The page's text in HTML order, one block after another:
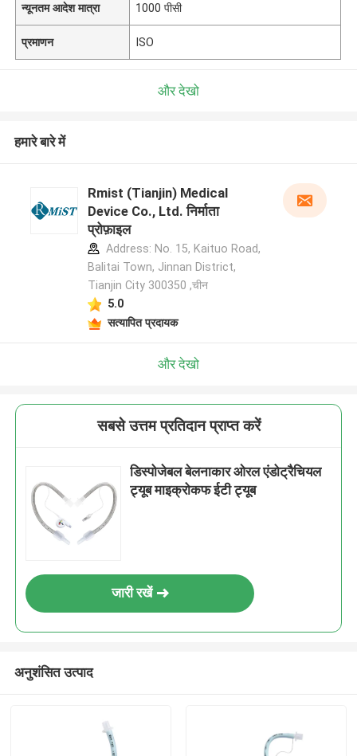
न्यूनतम आदेश मात्रा 1000 पीसी
प्रमाणन ISO
और देखो
हमारे बारे में
Rmist (Tianjin) Medical
Device Co., Ltd. निर्माता
प्रोफ़ाइल
Address: No. 15, Kaituo Road,
Balitai Town, Jinnan District,
Tianjin City 300350 ,चीन
5.0
सत्यापित प्रदायक
और देखो
सबसे उत्तम प्रतिदान प्राप्त करें
डिस्पोजेबल बेलनाकार ओरल एंडोट्रैचियल
ट्यूब माइक्रोकफ ईटी ट्यूब
जारी रखें
अनुशंसित उत्पाद